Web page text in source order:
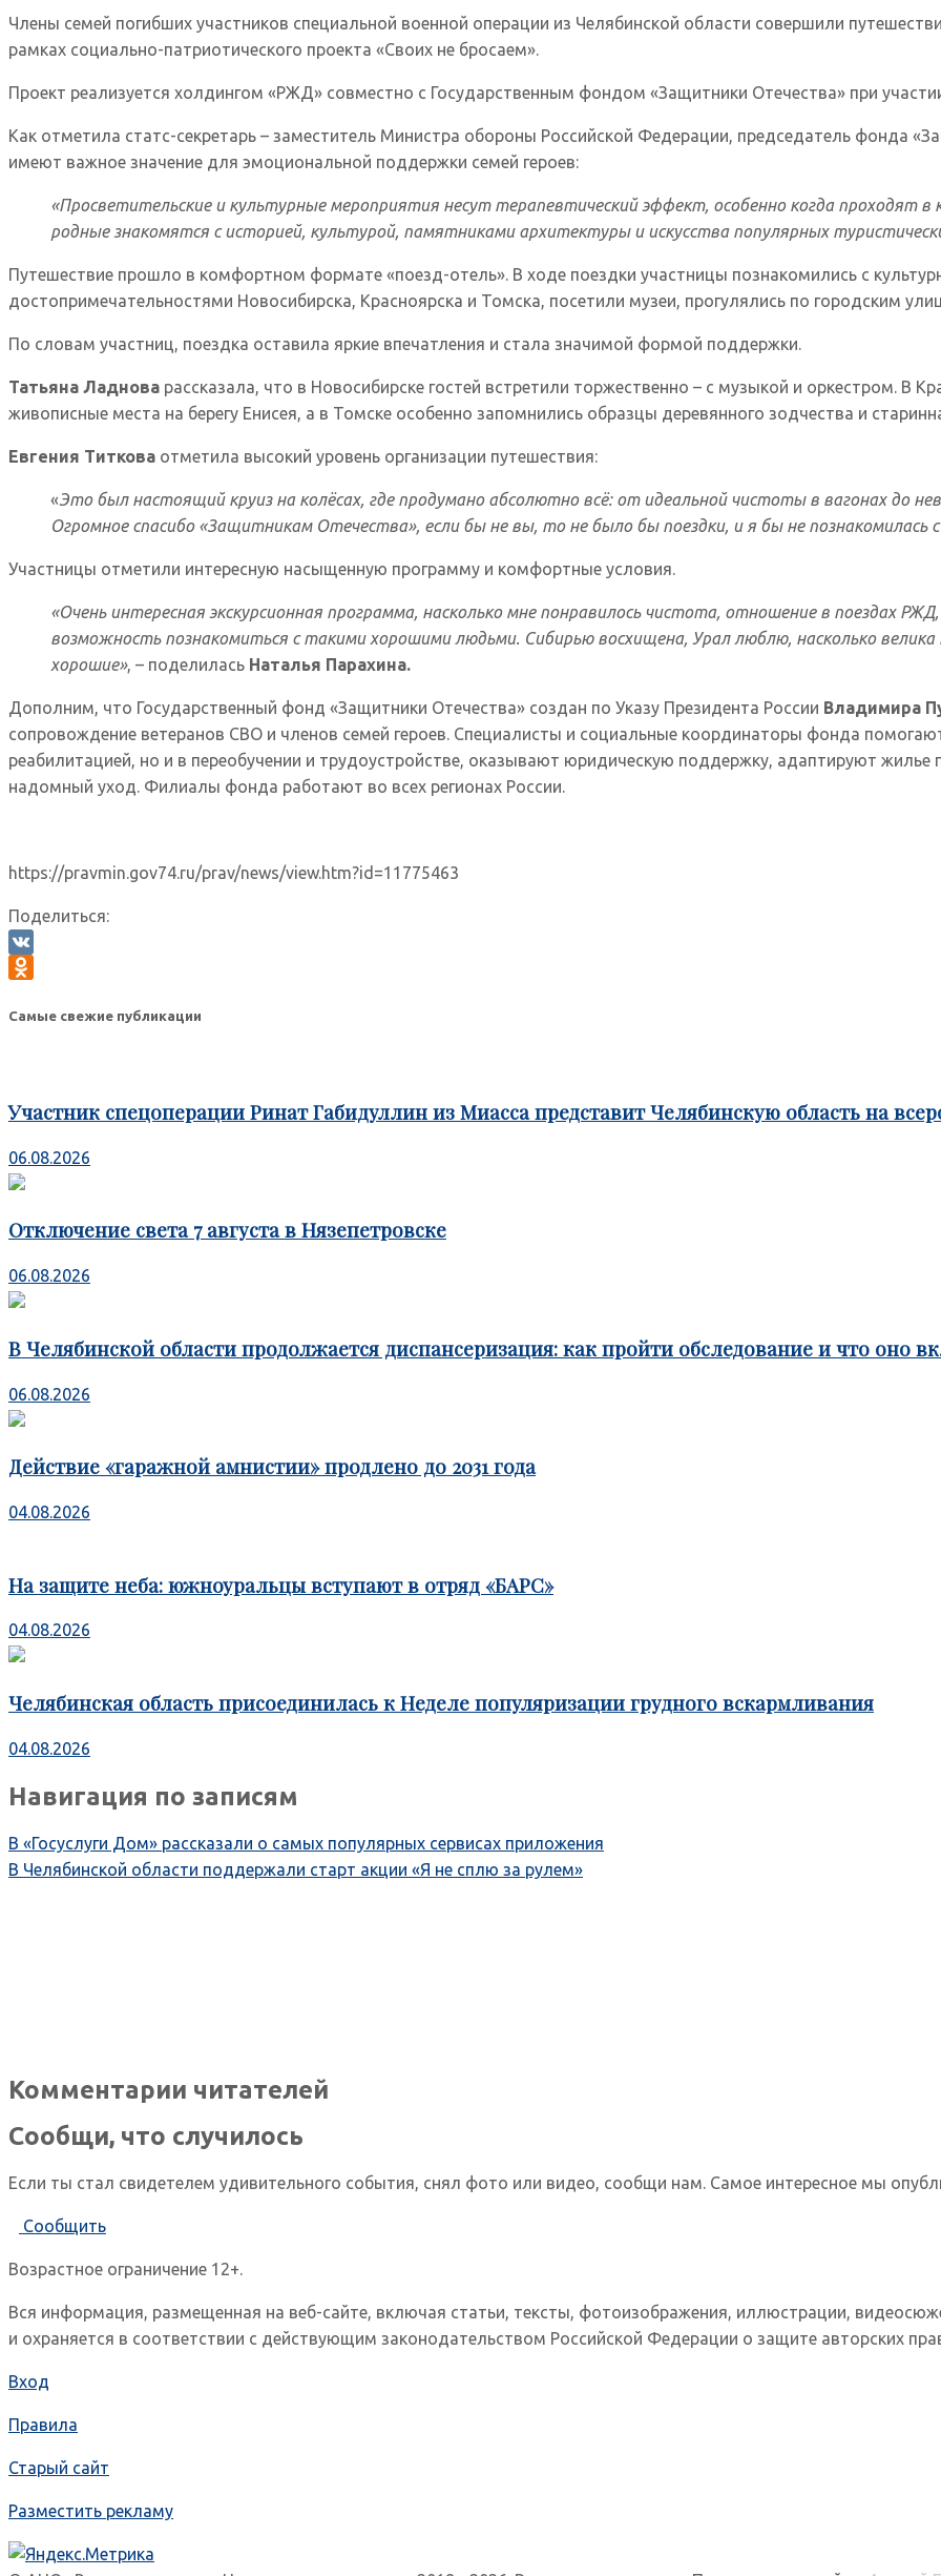
Члены семей погибших участников специальной военной операции из Челябинской области совершили
рамках социально-патриотического проекта «Своих не бросаем».
Проект реализуется холдингом «РЖД» совместно с Государственным фондом «Защитники Отечества» при
Как отметила статс-секретарь – заместитель Министра обороны Российской Федерации, председатель фонда
имеют важное значение для эмоциональной поддержки семей героев:
«Просветительские и культурные мероприятия несут терапевтический эффект, особенно когда проходят в
родные знакомятся с историей, культурой, памятниками архитектуры и искусства популярных
Путешествие прошло в комфортном формате «поезд-отель». В ходе поездки участницы познакомились с
достопримечательностями Новосибирска, Красноярска и Томска, посетили музеи, прогулялись по городским
По словам участниц, поездка оставила яркие впечатления и стала значимой формой поддержки.
Татьяна Ладнова рассказала, что в Новосибирске гостей встретили торжественно – с музыкой и оркестром. В
живописные места на берегу Енисея, а в Томске особенно запомнились образцы деревянного зодчества и
Евгения Титкова отметила высокий уровень организации путешествия:
«Это был настоящий круиз на колёсах, где продумано абсолютно всё: от идеальной чистоты в вагонах до
Огромное спасибо «Защитникам Отечества», если бы не вы, то не было бы поездки, и я бы не
Участницы отметили интересную насыщенную программу и комфортные условия.
«Очень интересная экскурсионная программа, насколько мне понравилось чистота, отношение в поездах
возможность познакомиться с такими хорошими людьми. Сибирью восхищена, Урал люблю, насколько
хорошие», – поделилась Наталья Парахина.
Дополним, что Государственный фонд «Защитники Отечества» создан по Указу Президента России Владимира
сопровождение ветеранов СВО и членов семей героев. Специалисты и социальные координаторы фонда
реабилитацией, но и в переобучении и трудоустройстве, оказывают юридическую поддержку, адаптируют
надомный уход. Филиалы фонда работают во всех регионах России.
https://pravmin.gov74.ru/prav/news/view.htm?id=11775463
Поделиться:
VK
Самые свежие публикации
Участник спецоперации Ринат Габидуллин из Миасса представит Челябинскую область на
06.08.2026
Отключение света 7 августа в Нязепетровске
06.08.2026
В Челябинской области продолжается диспансеризация: как пройти обследование и что оно
06.08.2026
Действие «гаражной амнистии» продлено до 2031 года
04.08.2026
На защите неба: южноуральцы вступают в отряд «БАРС»
04.08.2026
Челябинская область присоединилась к Неделе популяризации грудного вскармливания
04.08.2026
Навигация по записям
В «Госуслуги Дом» рассказали о самых популярных сервисах приложения
В Челябинской области поддержали старт акции «Я не сплю за рулем»
Комментарии читателей
Сообщи, что случилось
Если ты стал свидетелем удивительного события, снял фото или видео, сообщи нам. Самое интересное мы
Сообщить
Возрастное ограничение 12+.
Вся информация, размещенная на веб-сайте, включая статьи, тексты, фотоизображения, иллюстрации,
и охраняется в соответствии с действующим законодательством Российской Федерации о защите авторских
Вход
Правила
Старый сайт
Разместить рекламу